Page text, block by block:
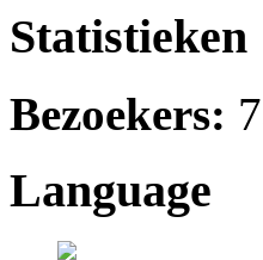
Statistieken
Bezoekers:
Language